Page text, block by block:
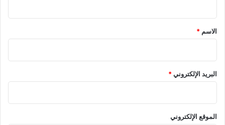
*
الاسم *
البريد الإلكتروني*
الموقع الإلكتروني